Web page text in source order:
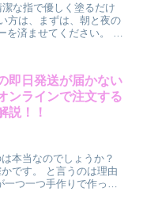
な指で優しく塗るだけ
方は、まずは、朝と夜の
済ませてください。 次
即日発送が届かない
ンラインで注文する
説！！
本当なのでしょうか？
のは理由